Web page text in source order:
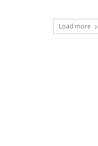
Load more